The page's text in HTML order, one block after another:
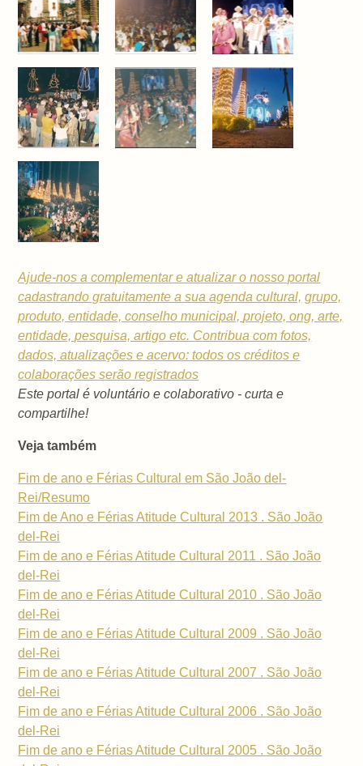
Ajude-nos a complementar e atualizar o nosso portal
cadastrando gratuitamente a suaagenda cultural, grupo,
produto, entidade, conselho municipal,projeto, ong, arte,
entidade, pesquisa, artigo etc. Contribua com fotos,
dados, atualizações e acervo: todos os créditos e
colaborações serão registrados
Este portal é voluntário e colaborativo - curta e
compartilhe!
Veja também
Fim de ano e Férias Cultural em São João del-
Rei/Resumo
Fim de Ano e Férias Atitude Cultural 2013 . São João
del-Rei
Fim de ano e Férias Atitude Cultural 2011 . São João
del-Rei
Fim de ano e Férias Atitude Cultural 2010 . São João
del-Rei
Fim de ano e Férias Atitude Cultural 2009 . São João
del-Rei
Fim de ano e Férias Atitude Cultural 2007 . São João
del-Rei
Fim de ano e Férias Atitude Cultural 2006 . São João
del-Rei
Fim de ano e Férias Atitude Cultural 2005 . São João